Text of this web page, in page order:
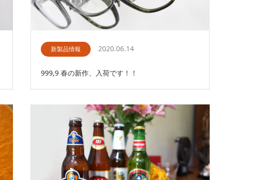
新製品情報 2020.06.14
999,9 春の新作、入荷です！！